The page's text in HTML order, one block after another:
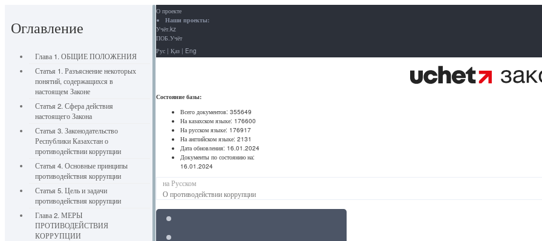
Оглавление
Глава 1. ОБЩИЕ ПОЛОЖЕНИЯ
Статья 1. Разъяснение некоторых
понятий, содержащихся в
настоящем Законе
Статья 2. Сфера действия
настоящего Закона
Статья 3. Законодательство
Республики Казахстан о
противодействии коррупции
Статья 4. Основные принципы
противодействия коррупции
Статья 5. Цель и задачи
противодействия коррупции
Глава 2. МЕРЫ
ПРОТИВОДЕЙСТВИЯ
КОРРУПЦИИ
О проекте
Наши проекты:
Учёт.kz
ПОБ.Учёт
Рус | Қаз | Eng
Состояние базы:
Всего документов: 355649
На казахском языке: 176600
На русском языке: 176917
На английском языке: 2131
Дата обновления: 16.01.2024
Документы по состоянию на:
16.01.2024
на Русском
О противодействии коррупции